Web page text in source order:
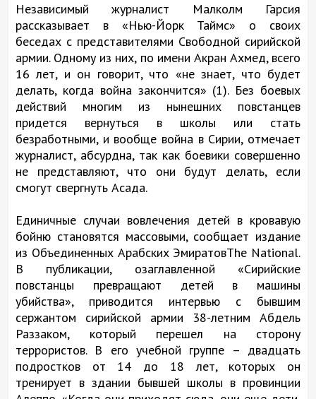
Независимый журналист Малколм Гарсия
рассказывает в «Нью-Йорк Таймс» о своих
беседах с представителями Свободной сирийской
армии. Одному из них, по имени Акран Ахмед, всего
16 лет, и он говорит, что «не знает, что будет
делать, когда война закончится» (1). Без боевых
действий многим из нынешних повстанцев
придется вернуться в школы или стать
безработными, и вообще война в Сирии, отмечает
журналист, абсурдна, так как боевики совершенно
не представляют, что они будут делать, если
смогут свергнуть Асада.
Единичные случаи вовлечения детей в кровавую
бойню становятся массовыми, сообщает издание
из Объединенных Арабских ЭмиратовThe National.
В публикации, озаглавленной «Сирийские
повстанцы превращают детей в машины
убийства», приводится интервью с бывшим
сержантом сирийской армии 38-летним Абдель
Раззаком, который перешел на сторону
террористов. В его учебной группе – двадцать
подростков от 14 до 18 лет, которых он
тренирует в здании бывшей школы в провинции